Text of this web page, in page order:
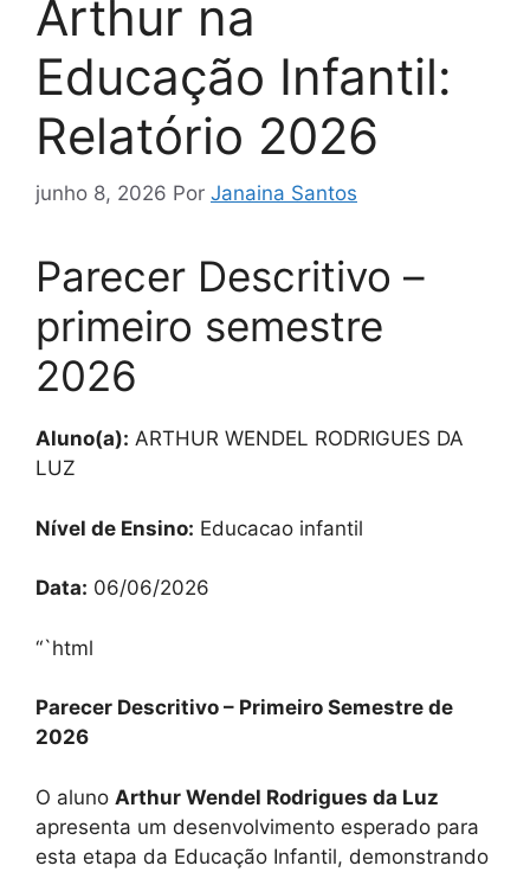
Arthur na
Educação Infantil:
Relatório 2026
junho 8, 2026 Por Janaina Santos
Parecer Descritivo –
primeiro semestre
2026
Aluno(a): ARTHUR WENDEL RODRIGUES DA
LUZ
Nível de Ensino: Educacao infantil
Data: 06/06/2026
“`html
Parecer Descritivo – Primeiro Semestre de
2026
O aluno Arthur Wendel Rodrigues da Luz
apresenta um desenvolvimento esperado para
esta etapa da Educação Infantil, demonstrando